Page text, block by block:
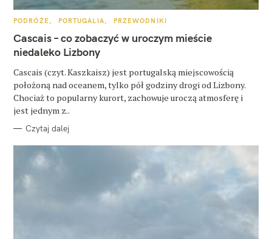
K
T
E
G
O
I
PODRÓŻE PORTUGALIA PRZEWODNIKI
Cascais – co zobaczyć w uroczym mieście
niedaleko Lizbony
Cascais (czyt. Kaszkaisz) jest portugalską miejscowością
położoną nad oceanem, tylko pół godziny drogi od Lizbony.
Chociaż to popularny kurort, zachowuje uroczą atmosferę i
jest jednym z..
Czytaj dalej